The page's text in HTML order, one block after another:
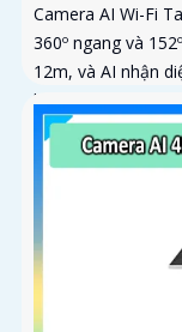
Camera AI Wi-Fi
360º ngang và
12m, và AI nhận
khả năng theo dõi